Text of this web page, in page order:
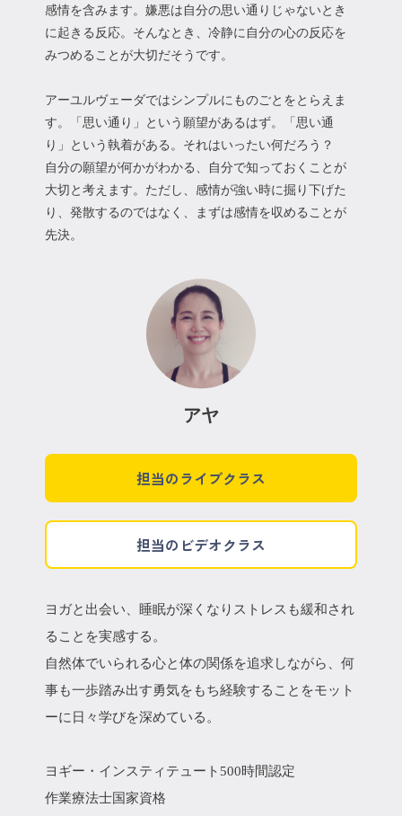
感情を含みます。嫌悪は自分の思い通りじゃないとき
に起きる反応。そんなとき、冷静に自分の心の反応を
みつめることが大切だそうです。
アーユルヴェーダではシンプルにものごとをとらえま
す。「思い通り」という願望があるはず。「思い通
り」という執着がある。それはいったい何だろう？
自分の願望が何かがわかる、自分で知っておくことが
大切と考えます。ただし、感情が強い時に掘り下げた
り、発散するのではなく、まずは感情を収めることが
先決。
アヤ
担当のライブクラス
担当のビデオクラス
ヨガと出会い、睡眠が深くなりストレスも緩和され
ることを実感する。
自然体でいられる心と体の関係を追求しながら、何
事も一歩踏み出す勇気をもち経験することをモット
ーに日々学びを深めている。
ヨギー・インスティテュート500時間認定
作業療法士国家資格